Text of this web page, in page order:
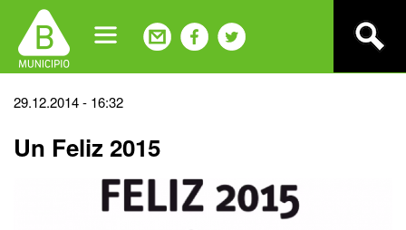
navigation
Back
top
29.12.2014 - 16:32
Un Feliz 2015